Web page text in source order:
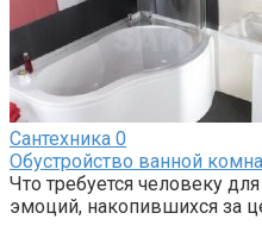
Сантехника 0
Обустройство ванной
Что требуется человеку
эмоций, накопившихся за